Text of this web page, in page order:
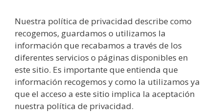
Nuestra política de privacidad describe como
recogemos, guardamos o utilizamos la
información que recabamos a través de los
diferentes servicios o páginas disponibles en
este sitio. Es importante que entienda que
información recogemos y como la utilizamos ya
que el acceso a este sitio implica la aceptación
nuestra política de privacidad.